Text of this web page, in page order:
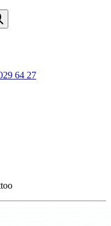
64 27